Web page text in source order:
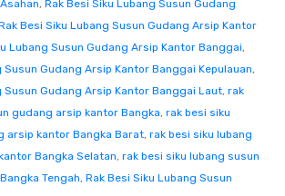
, Rak Besi Siku Lubang Susun Gudang
Besi Siku Lubang Susun Gudang Arsip Kantor
Lubang Susun Gudang Arsip Kantor Banggai,
Susun Gudang Arsip Kantor Banggai Kepulauan,
Susun Gudang Arsip Kantor Banggai Laut, rak
gudang arsip kantor Bangka, rak besi siku
arsip kantor Bangka Barat, rak besi siku lubang
Bangka Selatan, rak besi siku lubang susun
Tengah, Rak Besi Siku Lubang Susun